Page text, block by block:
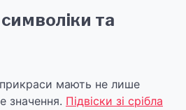
та
мають не лише
значення. Підвіски зі срібла